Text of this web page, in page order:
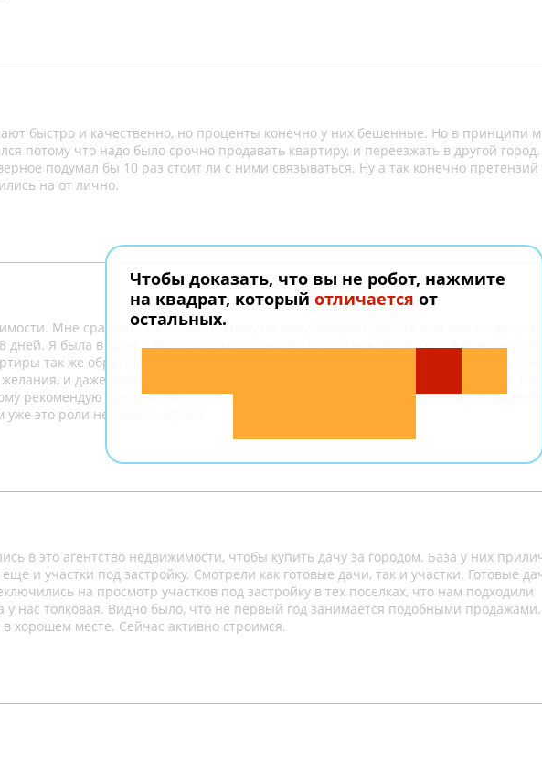
быстро и качественно, но проценты конечно у них бешенные. Но в принципи
потому что надо было срочно продавать квартиру, и переезжать в другой
подумал бы 10 раз стоит ли с ними связываться. Ну а так конечно претензий
на от лично.
Мне сравнить не с чем, поэтому не могу говорить дорого или нет, но
Я была в шоке с этого, потому что найти что-то новое для себя я ещё не
так же обратилась к ним. Новую квартиру нашли ещё быстро. Она полностью
и даже район нужный, поэтому быстро смогла определится с выбором. Я в
рекомендую однозначно! По цене услуг конечно можно найти наверное
это роли не сильно играет.
в это агентство недвижимости, чтобы купить дачу за городом. База у них
и участки под застройку. Смотрели как готовые дачи, так и участки. Готовые
на просмотр участков под застройку в тех поселках, что нам подходили
у нас толковая. Видно было, что не первый год занимается подобными продажами.
хорошем месте. Сейчас активно строимся.
Чтобы доказать, что вы не робот, нажмите
на квадрат, который отличается от
остальных.